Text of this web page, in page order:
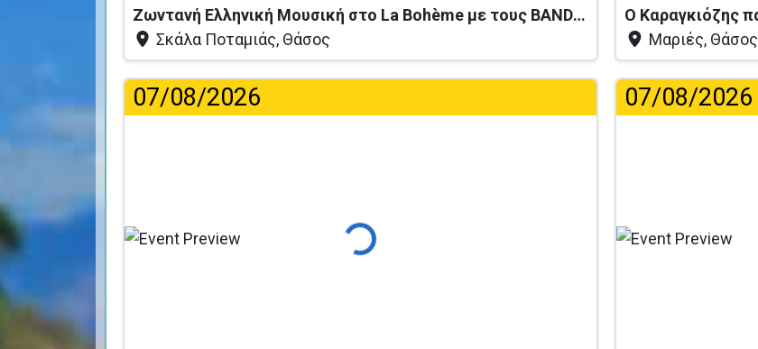
Ζωντανή Ελληνική Μουσική στο La Bohème με τους BANDIRNTI
Σκάλα Ποταμιάς, Θάσος
Μαριές, Θάσος
07/08/2026
Φόρτωση...
07/08/2026